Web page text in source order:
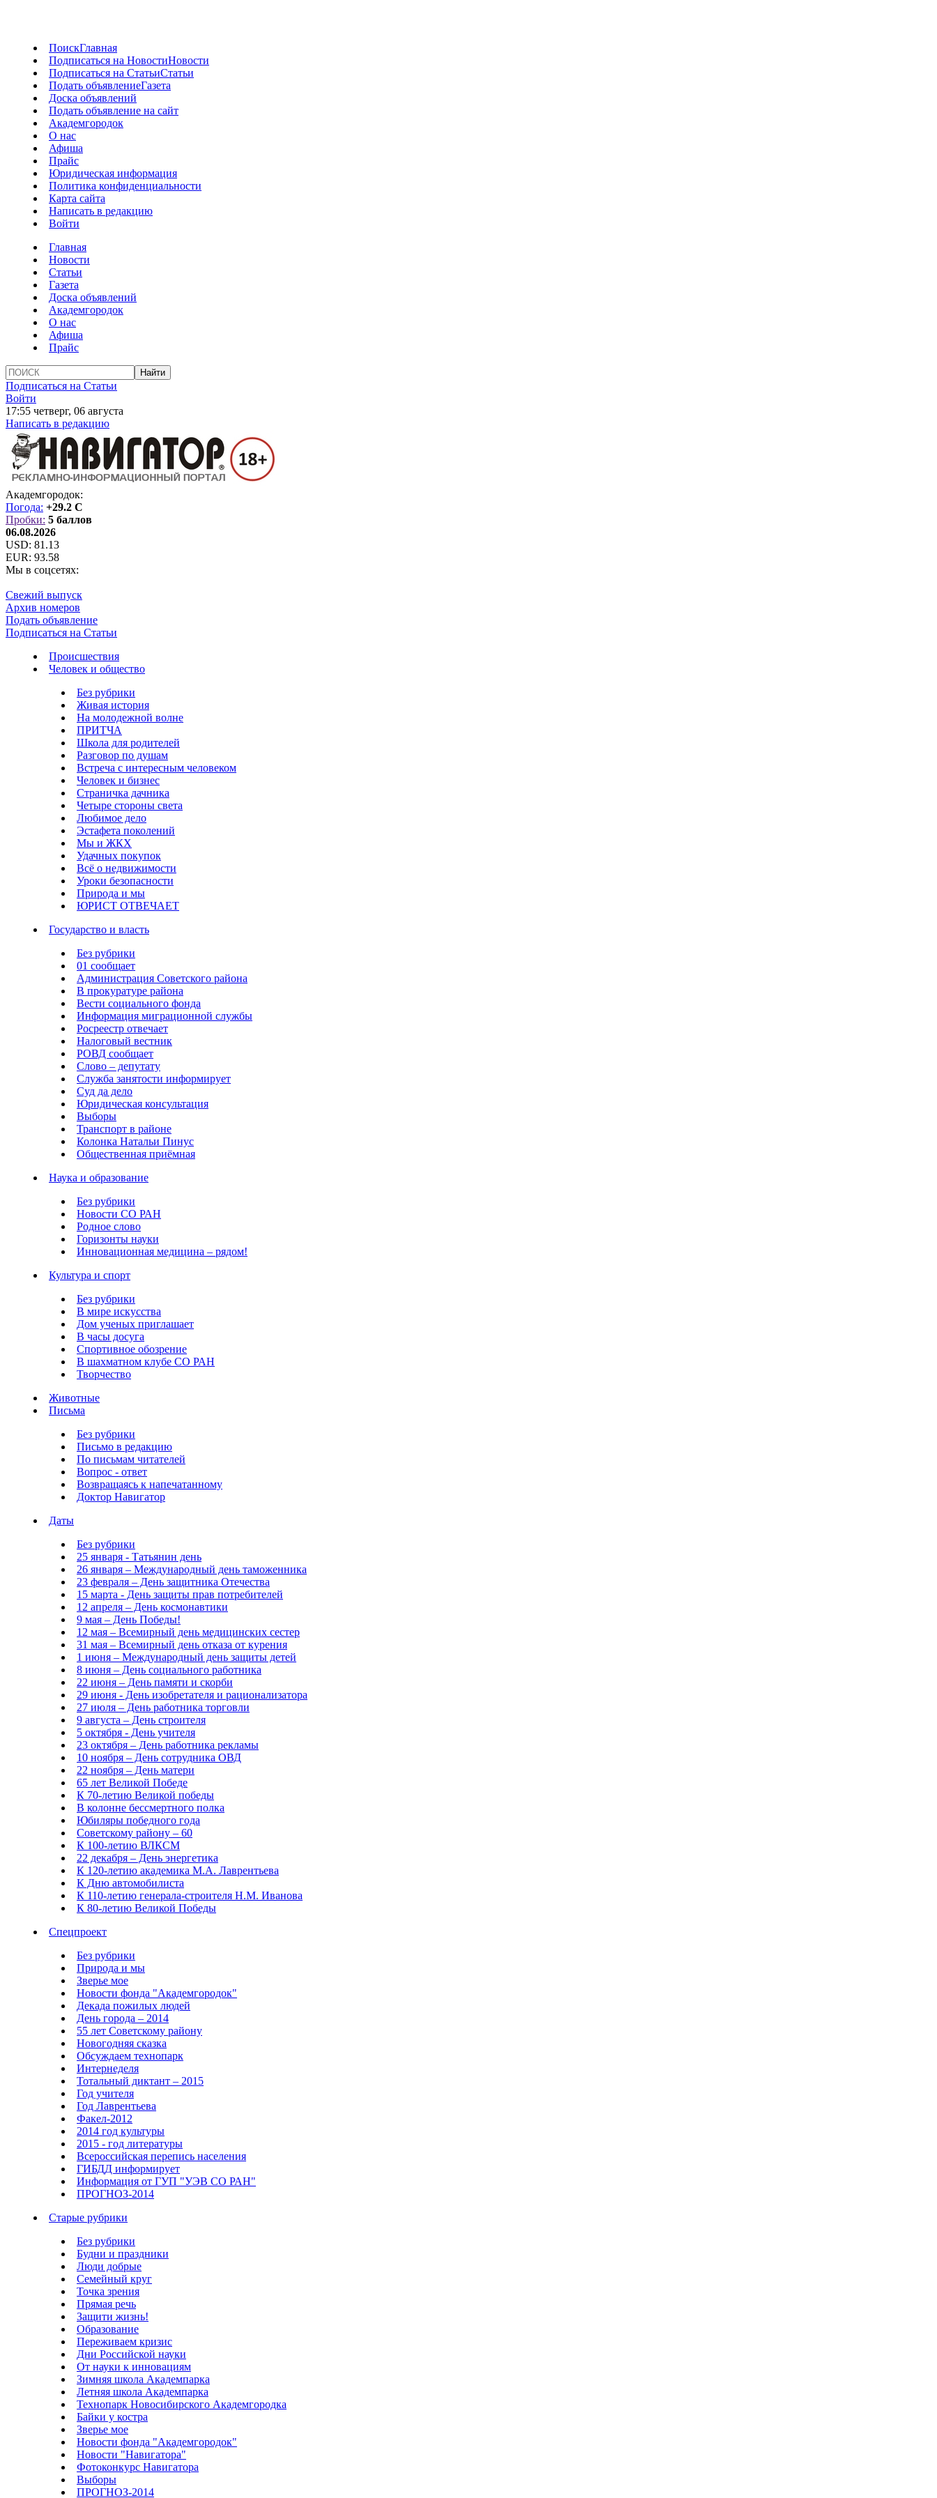
ПоискГлавная
Подписаться на НовостиНовости
Подписаться на СтатьиСтатьи
Подать объявлениеГазета
Доска объявлений
Подать объявление на сайт
Академгородок
О нас
Афиша
Прайс
Юридическая информация
Политика конфиденциальности
Карта сайта
Написать в редакцию
Войти
Главная
Новости
Статьи
Газета
Доска объявлений
Академгородок
О нас
Афиша
Прайс
Подписаться на Статьи
Войти
17:55 четверг, 06 августа
Написать в редакцию
Академгородок:
Погода: +29.2 C
Пробки: 5 баллов
06.08.2026
USD: 81.13
EUR: 93.58
Мы в соцсетях:
Свежий выпуск
Архив номеров
Подать объявление
Подписаться на Статьи
Происшествия
Человек и общество
Без рубрики
Живая история
На молодежной волне
ПРИТЧА
Школа для родителей
Разговор по душам
Встреча с интересным человеком
Человек и бизнес
Страничка дачника
Четыре стороны света
Любимое дело
Эстафета поколений
Мы и ЖКХ
Удачных покупок
Всё о недвижимости
Уроки безопасности
Природа и мы
ЮРИСТ ОТВЕЧАЕТ
Государство и власть
Без рубрики
01 сообщает
Администрация Советского района
В прокуратуре района
Вести социального фонда
Информация миграционной службы
Росреестр отвечает
Налоговый вестник
РОВД сообщает
Слово – депутату
Служба занятости информирует
Суд да дело
Юридическая консультация
Выборы
Транспорт в районе
Колонка Натальи Пинус
Общественная приёмная
Наука и образование
Без рубрики
Новости СО РАН
Родное слово
Горизонты науки
Инновационная медицина – рядом!
Культура и спорт
Без рубрики
В мире искусства
Дом ученых приглашает
В часы досуга
Спортивное обозрение
В шахматном клубе СО РАН
Творчество
Животные
Письма
Без рубрики
Письмо в редакцию
По письмам читателей
Вопрос - ответ
Возвращаясь к напечатанному
Доктор Навигатор
Даты
Без рубрики
25 января - Татьянин день
26 января – Международный день таможенника
23 февраля – День защитника Отечества
15 марта - День защиты прав потребителей
12 апреля – День космонавтики
9 мая – День Победы!
12 мая – Всемирный день медицинских сестер
31 мая – Всемирный день отказа от курения
1 июня – Международный день защиты детей
8 июня – День социального работника
22 июня – День памяти и скорби
29 июня - День изобретателя и рационализатора
27 июля – День работника торговли
9 августа – День строителя
5 октября - День учителя
23 октября – День работника рекламы
10 ноября – День сотрудника ОВД
22 ноября – День матери
65 лет Великой Победе
К 70-летию Великой победы
В колонне бессмертного полка
Юбиляры победного года
Советскому району – 60
К 100-летию ВЛКСМ
22 декабря – День энергетика
К 120-летию академика М.А. Лаврентьева
К Дню автомобилиста
К 110-летию генерала-строителя Н.М. Иванова
К 80-летию Великой Победы
Спецпроект
Без рубрики
Природа и мы
Зверье мое
Новости фонда "Академгородок"
Декада пожилых людей
День города – 2014
55 лет Советскому району
Новогодняя сказка
Обсуждаем технопарк
Интернеделя
Тотальный диктант – 2015
Год учителя
Год Лаврентьева
Факел-2012
2014 год культуры
2015 - год литературы
Всероссийская перепись населения
ГИБДД информирует
Информация от ГУП "УЭВ СО РАН"
ПРОГНОЗ-2014
Старые рубрики
Без рубрики
Будни и праздники
Люди добрые
Семейный круг
Точка зрения
Прямая речь
Защити жизнь!
Образование
Переживаем кризис
Дни Российской науки
От науки к инновациям
Зимняя школа Академпарка
Летняя школа Академпарка
Технопарк Новосибирского Академгородка
Байки у костра
Зверье мое
Новости фонда "Академгородок"
Новости "Навигатора"
Фотоконкурс Навигатора
Выборы
ПРОГНОЗ-2014